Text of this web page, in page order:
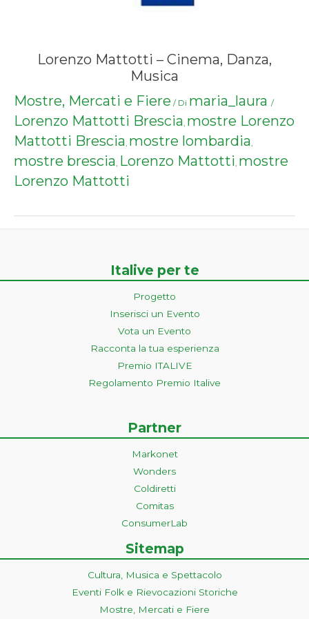
Lorenzo Mattotti – Cinema, Danza,
Musica
Mostre, Mercati e Fiere / Di maria_laura /
Lorenzo Mattotti Brescia, mostre Lorenzo
Mattotti Brescia, mostre lombardia,
mostre brescia, Lorenzo Mattotti, mostre
Lorenzo Mattotti
Italive per te
Progetto
Inserisci un Evento
Vota un Evento
Racconta la tua esperienza
Premio ITALIVE
Regolamento Premio Italive
Partner
Markonet
Wonders
Coldiretti
Comitas
ConsumerLab
Sitemap
Cultura, Musica e Spettacolo
Eventi Folk e Rievocazioni Storiche
Mostre, Mercati e Fiere